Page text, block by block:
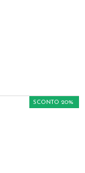
SCONTO 20%